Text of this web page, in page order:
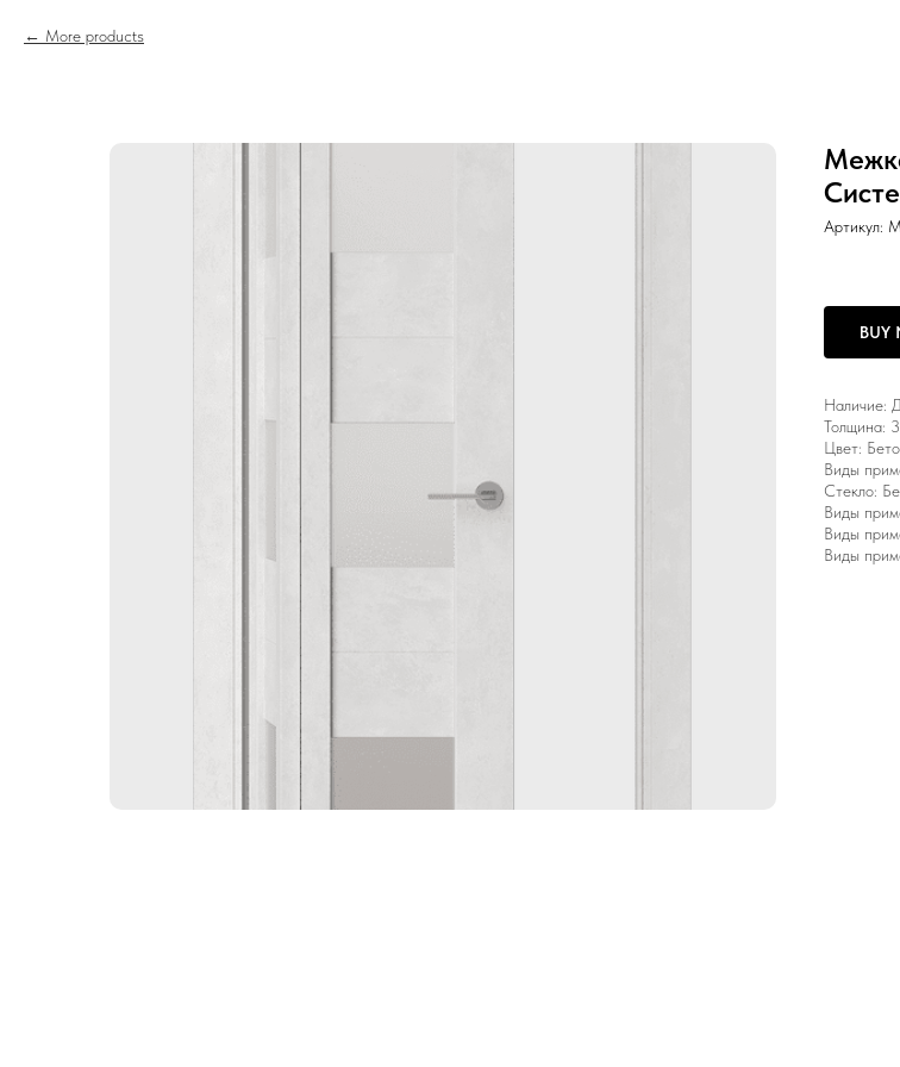
More products
Артикул:
BUY
Наличие:
Толщина:
Цвет:
Виды
Стекло:
Виды
Виды
Виды